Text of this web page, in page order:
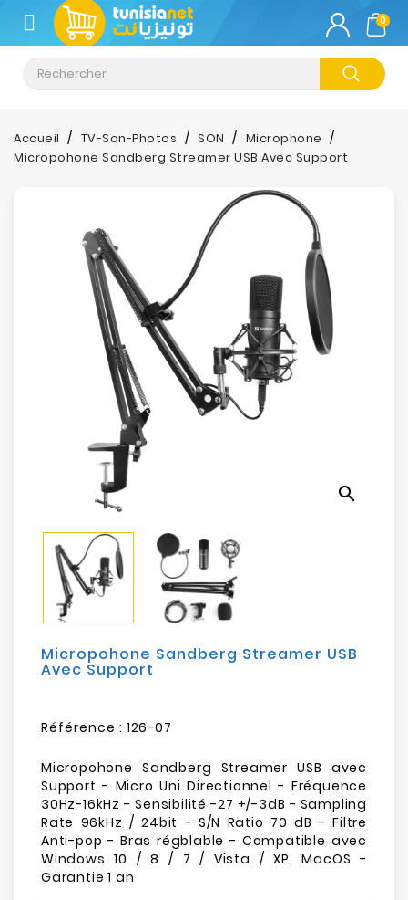
CATÉGORIE
Climatisation
Informatique
Impression
Electroménager
Sécurité
Mobilités
Loisirs
0
Accueil TV-Son-Photos SON
Microphone
Micropohone Sandberg Streamer USB Avec Support
search
Micropohone Sandberg Streamer USB
Avec Support
Référence : 126-07
Micropohone Sandberg Streamer USB avec
Support - Micro Uni Directionnel - Fréquence
30Hz-16kHz - Sensibilité -27 +/-3dB - Sampling
Rate 96kHz / 24bit - S/N Ratio 70 dB - Filtre
Anti-pop - Bras régblable - Compatible avec
Windows 10 / 8 / 7 / Vista / XP, MacOS -
Garantie 1 an